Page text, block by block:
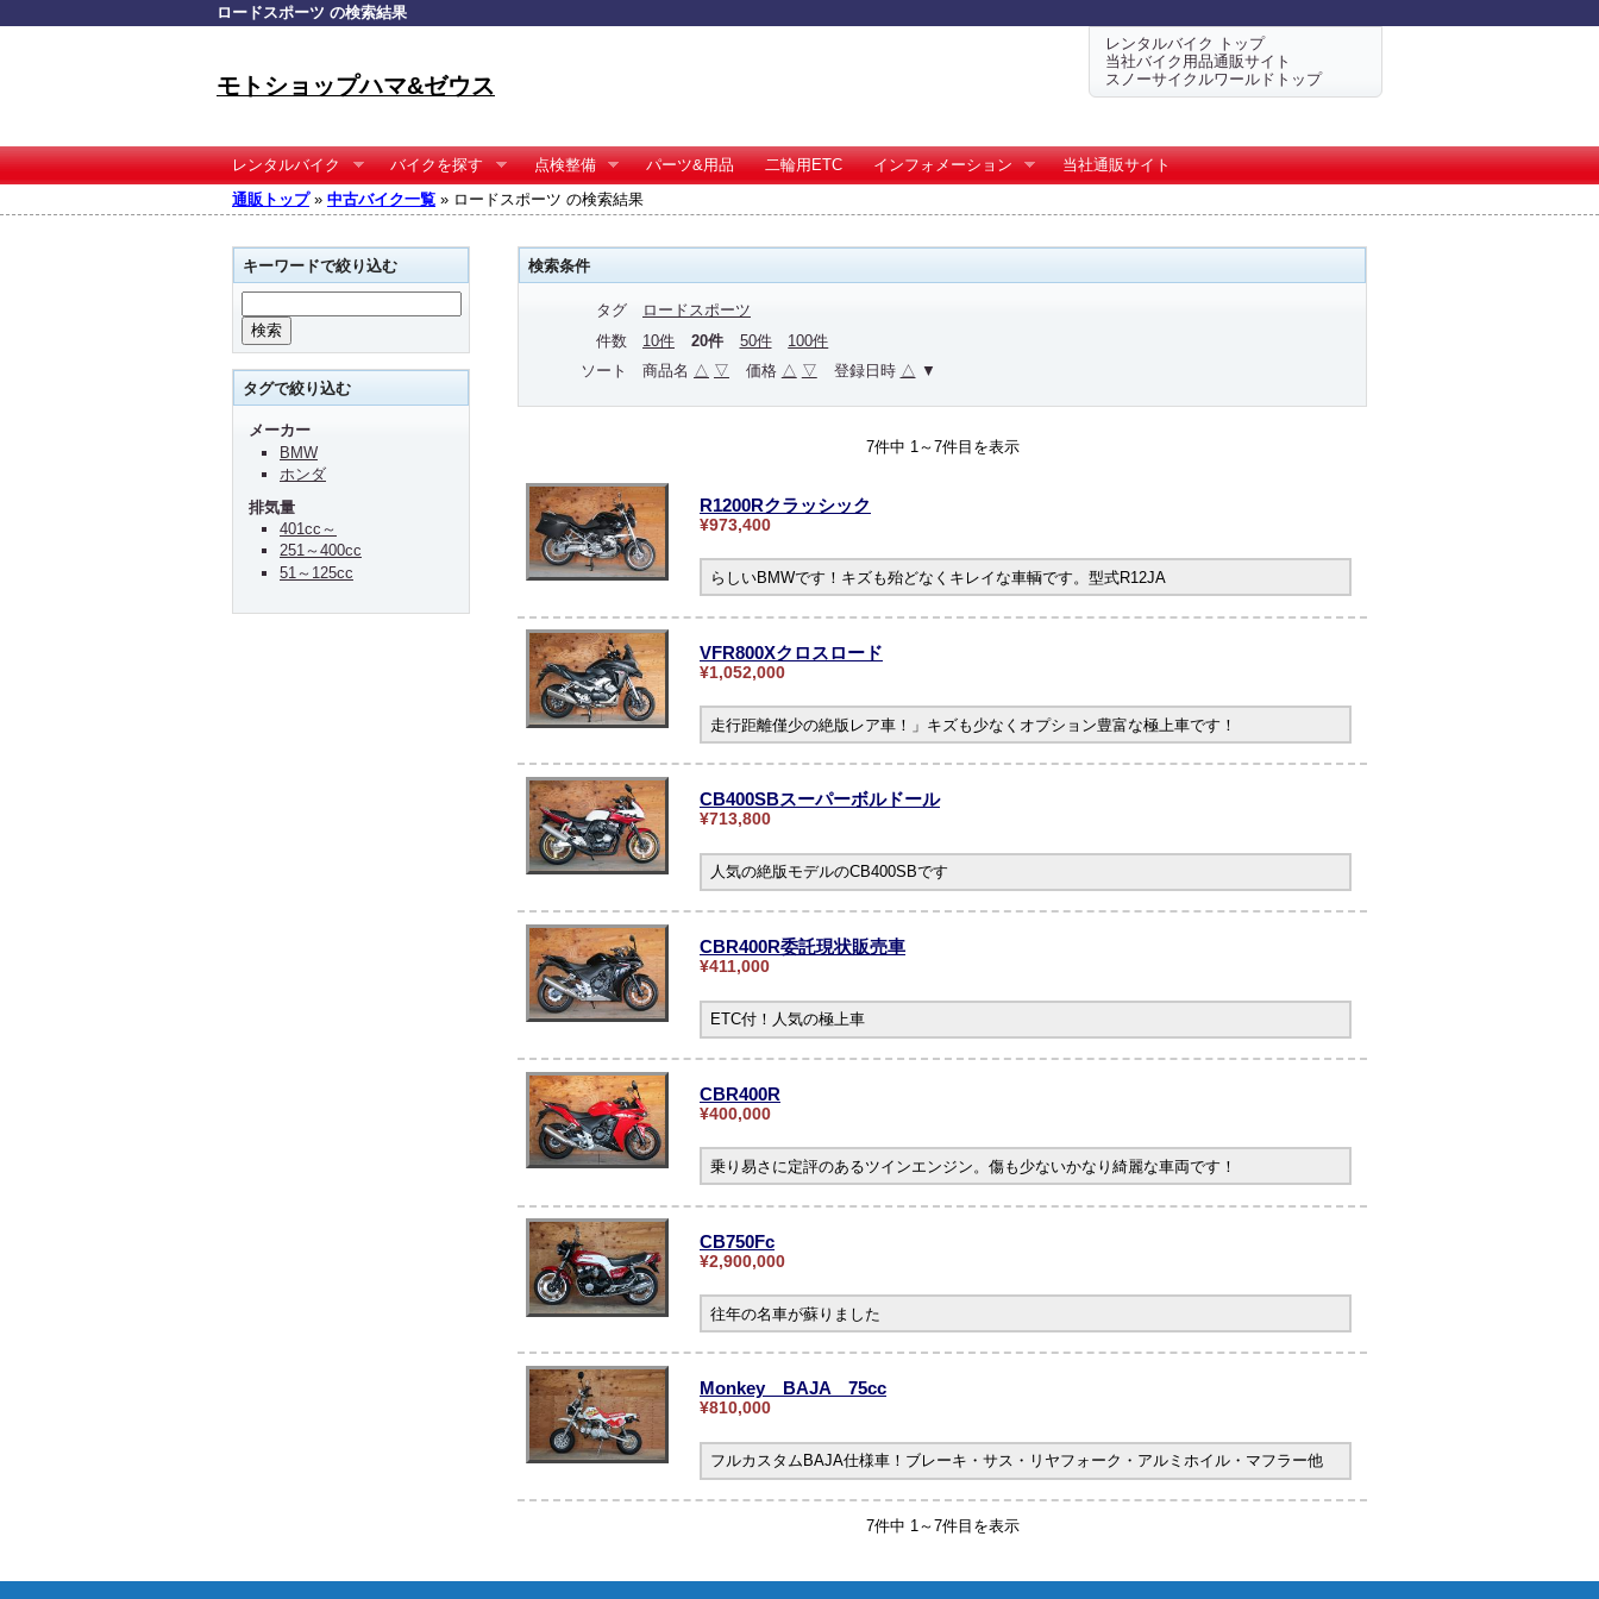
ロードスポーツ の検索結果
モトショップハマ&ゼウス
レンタルバイク トップ
当社バイク用品通販サイト
スノーサイクルワールドトップ
レンタルバイク バイクを探す 点検整備 パーツ&用品 二輪用ETC インフォメーション
当社通販サイト
通販トップ» 中古バイク一覧 » ロードスポーツ の検索結果
検索条件
タグ
ロードスポーツ
件数
10件 20件 50件
100件
ソート
商品名 △ ▽ 価格 △ ▽ 登録日時 △ ▼
7件中 1～7件目を表示
R1200Rクラッシック
¥973,400
らしいBMWです！キズも殆どなくキレイな車輌です。型式R12JA
VFR800Xクロスロード
¥1,052,000
走行距離僅少の絶版レア車！」キズも少なくオプション豊富な極上車です！
CB400SBスーパーボルドール
¥713,800
人気の絶版モデルのCB400SBです
CBR400R委託現状販売車
¥411,000
ETC付！人気の極上車
CBR400R
¥400,000
乗り易さに定評のあるツインエンジン。傷も少ないかなり綺麗な車両です！
CB750Fc
¥2,900,000
往年の名車が蘇りました
Monkey BAJA 75cc
¥810,000
フルカスタムBAJA仕様車！ブレーキ・サス・リヤフォーク・アルミホイル・マフラー他
7件中 1～7件目を表示
キーワードで絞り込む
タグで絞り込む
メーカー
BMW
ホンダ
排気量
401cc～
251～400cc
51～125cc